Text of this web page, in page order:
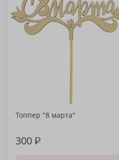
Топпер "8 марта"
300₽